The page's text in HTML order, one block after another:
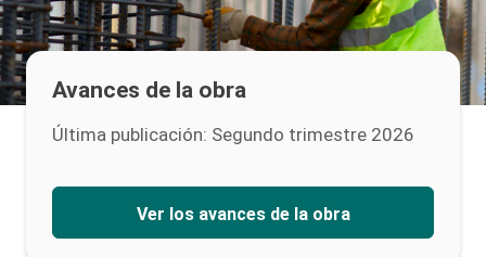
Avances de la obra
Última publicación: Segundo trimestre 2026
Ver los avances de la obra